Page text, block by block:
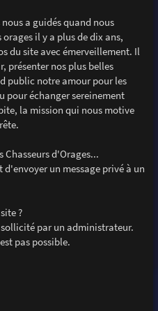
nous a guidés quand nous
il y a plus de dix ans,
du site avec émerveillement. Il
présenter nos plus belles
public notre amour pour les
pour échanger sereinement
la mission qui nous motive
d'Orages...
d'envoyer un message privé à un
?
par un administrateur.
pas possible.